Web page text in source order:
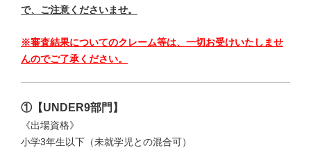
で、ご注意くださいませ。
※審査結果についてのクレーム等は、一切お受けいたしませ
んのでご了承ください。
①【UNDER9部門】
《出場資格》
小学3年生以下（未就学児との混合可）